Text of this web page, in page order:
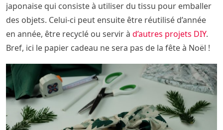
japonaise qui consiste à utiliser du tissu pour emballer
des objets. Celui-ci peut ensuite être réutilisé d’année
en année, être recyclé ou servir à d’autres projets DIY.
Bref, ici le papier cadeau ne sera pas de la fête à Noël !